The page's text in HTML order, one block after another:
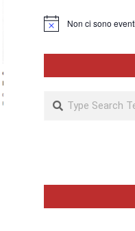
Notice Non ci sono
Search